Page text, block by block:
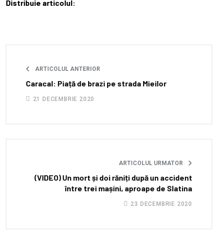
Distribuie articolul:
ARTICOLUL ANTERIOR
Caracal: Piață de brazi pe strada Mieilor
21 DECEMBRIE 2020
ARTICOLUL URMATOR
(VIDEO) Un mort și doi răniți după un accident
între trei mașini, aproape de Slatina
23 DECEMBRIE 2020